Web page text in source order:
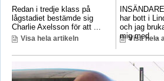
Redan i tredje klass på
lågstadiet bestämde sig
Charlie Axelsson för att ...
Visa hela artikeln
har bott i
och jag
mig med ...
Visa hela